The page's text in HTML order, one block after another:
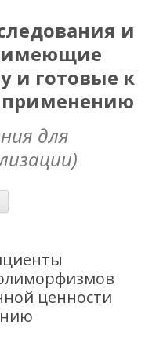
и
имеющие
и готовые к
применению
для
Skip
content
ценности